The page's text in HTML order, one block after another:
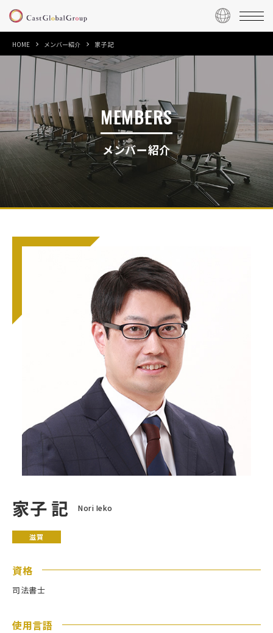
HOME メンバー紹介 家子 記
MEMBERS
メンバー紹介
家子 記 Nori Ieko
滋賀
資格
司法書士
使用言語